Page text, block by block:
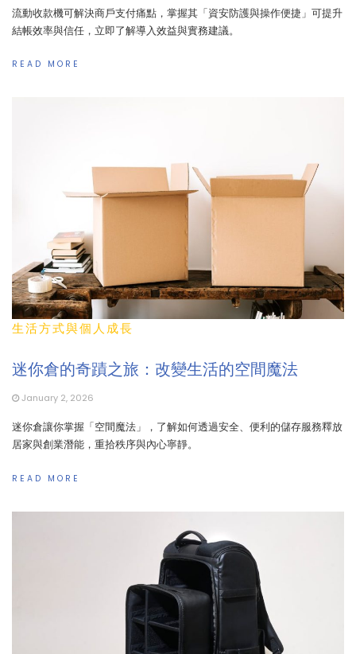
流動收款機可解決商戶支付痛點，掌握其「資安防護與操作便捷」可提升
結帳效率與信任，立即了解導入效益與實務建議。
READ MORE
生活方式與個人成長
迷你倉的奇蹟之旅：改變生活的空間魔法
January 2, 2026
迷你倉讓你掌握「空間魔法」，了解如何透過安全、便利的儲存服務釋放
居家與創業潛能，重拾秩序與內心寧靜。
READ MORE